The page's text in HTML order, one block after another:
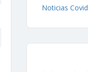
Noticias